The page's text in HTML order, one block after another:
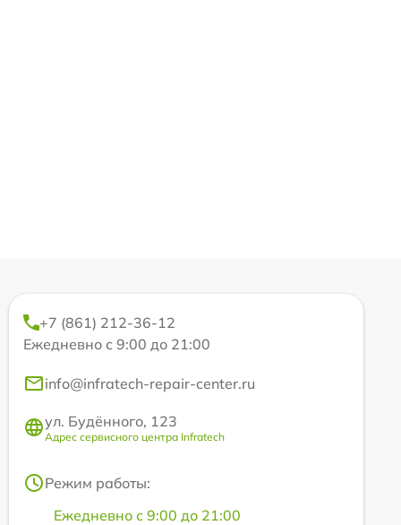
+7 (861) 212-36-12
Ежедневно с 9:00 до 21:00
info@infratech-repair-center.ru
ул. Будённого, 123
Адрес сервисного центра Infratech
Режим работы:
Ежедневно с 9:00 до 21:00